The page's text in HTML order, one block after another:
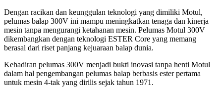
Dengan racikan dan keunggulan teknologi yang dimiliki Motul,
pelumas balap 300V ini mampu meningkatkan tenaga dan kinerja
mesin tanpa mengurangi ketahanan mesin. Pelumas Motul 300V
dikembangkan dengan teknologi ESTER Core yang memang
berasal dari riset panjang kejuaraan balap dunia.
Kehadiran pelumas 300V menjadi bukti inovasi tanpa henti Motul
dalam hal pengembangan pelumas balap berbasis ester pertama
untuk mesin 4-tak yang dirilis sejak tahun 1971.